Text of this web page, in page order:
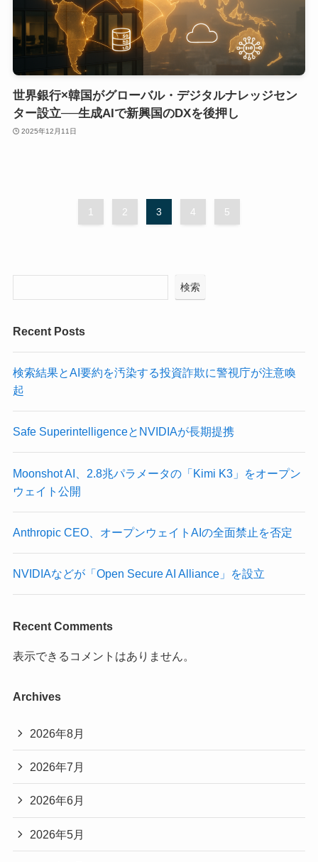
世界銀行×韓国がグローバル・デジタルナレッジセン
ター設立──生成AIで新興国のDXを後押し
2025年12月11日
1 2 3 4 5
検索
Recent Posts
検索結果とAI要約を汚染する投資詐欺に警視庁が注意喚
起
Safe SuperintelligenceとNVIDIAが長期提携
Moonshot AI、2.8兆パラメータの「Kimi K3」をオープン
ウェイト公開
Anthropic CEO、オープンウェイトAIの全面禁止を否定
NVIDIAなどが「Open Secure AI Alliance」を設立
Recent Comments
表示できるコメントはありません。
Archives
2026年8月
2026年7月
2026年6月
2026年5月